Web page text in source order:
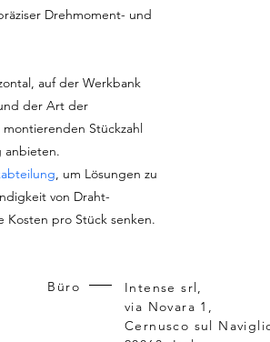
Drehmoment- und
auf der Werkbank
der Art der
Stückzahl
anbieten.
, um Lösungen zu
von Draht-
Kosten pro Stück senken.
Büro
Intense srl,
via Novara 1,
Cernusco sul